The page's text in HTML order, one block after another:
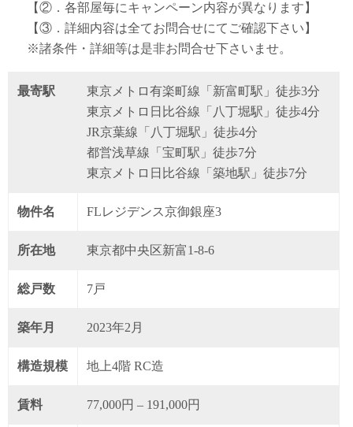
【②．各部屋毎にキャンペーン内容が異なります】
【③．詳細内容は全てお問合せにてご確認下さい】
※諸条件・詳細等は是非お問合せ下さいませ。
最寄駅
東京メトロ有楽町線「新富町駅」徒歩3分
東京メトロ日比谷線「八丁堀駅」徒歩4分
JR京葉線「八丁堀駅」徒歩4分
都営浅草線「宝町駅」徒歩7分
東京メトロ日比谷線「築地駅」徒歩7分
物件名 FLレジデンス京御銀座3
所在地 東京都中央区新富1-8-6
総戸数 7戸
築年月 2023年2月
構造規模 地上4階 RC造
賃料 77,000円 – 191,000円